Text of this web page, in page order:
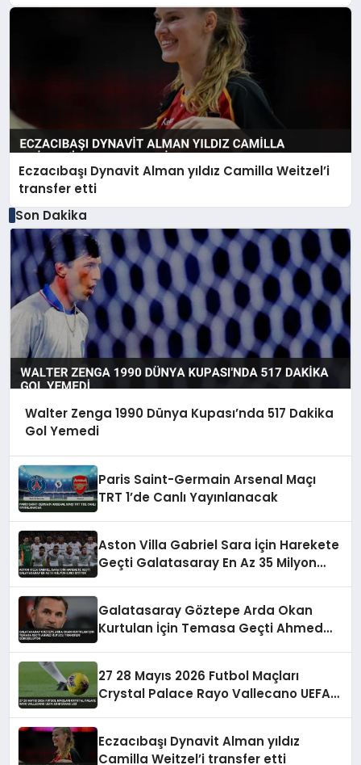
Eczacıbaşı Dynavit Alman yıldız Camilla Weitzel’i
transfer etti
Son Dakika
Walter Zenga 1990 Dünya Kupası’nda 517 Dakika
Gol Yemedi
Paris Saint-Germain Arsenal Maçı
TRT 1’de Canlı Yayınlanacak
Aston Villa Gabriel Sara İçin Harekete
Geçti Galatasaray En Az 35 Milyon
Galatasaray Göztepe Arda Okan
Kurtulan İçin Temasa Geçti Ahmed
27 28 Mayıs 2026 Futbol Maçları
Crystal Palace Rayo Vallecano UEFA
Eczacıbaşı Dynavit Alman yıldız
Camilla Weitzel’i transfer etti